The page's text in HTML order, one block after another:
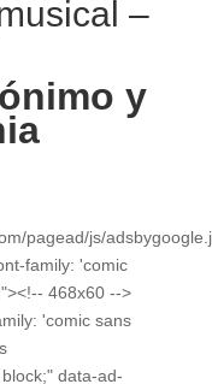
–
y
pagead/js/
family: 'comic
468x60 -->
'comic sans
data-ad-